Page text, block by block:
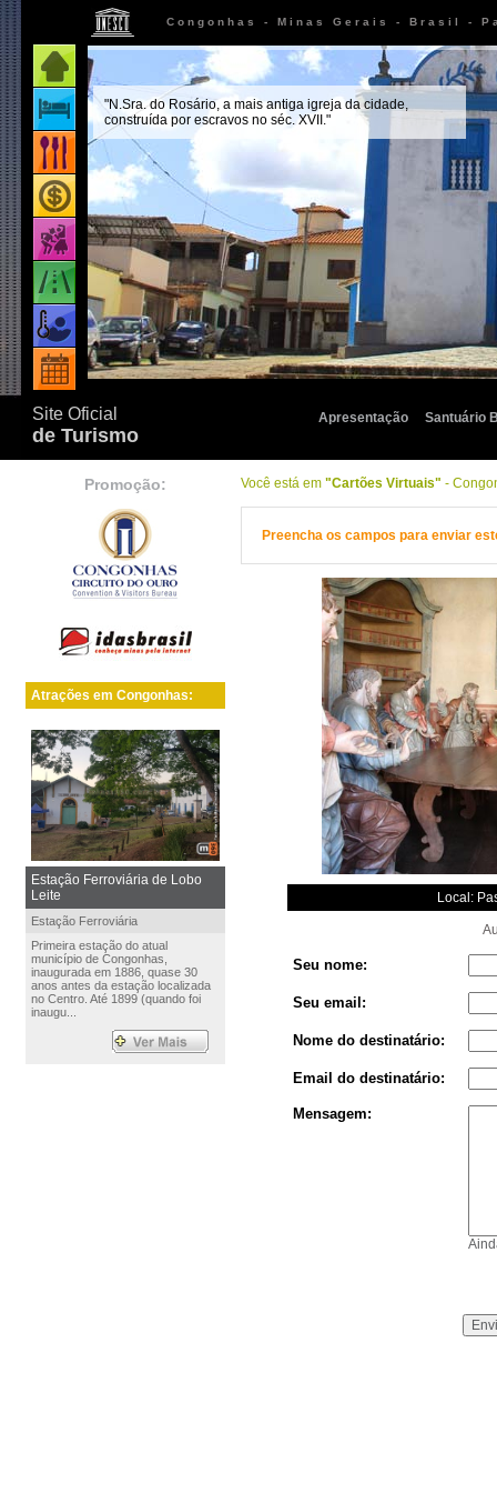
Congonhas - Minas Gerais - Brasil -
Página inicial
Onde ficar
Onde comer
Onde comprar
Vida noturna
Como chegar
Quando ir
Eventos
"N.Sra. do Rosário, a mais antiga igreja da cidade,
construída por escravos no séc. XVII."
Site Oficial
de Turismo
Apresentação Santuário
Promoção:
Atrações em Congonhas:
Estação Ferroviária de Lobo
Leite
Estação Ferroviária
Primeira estação do atual
município de Congonhas,
inaugurada em 1886, quase 30
anos antes da estação localizada
no Centro. Até 1899 (quando foi
inaugu...
Você está em "Cartões Virtuais" -
Preencha os campos para enviar
Local:
Seu nome:
Seu email:
Nome do destinatário:
Email do destinatário:
Mensagem: